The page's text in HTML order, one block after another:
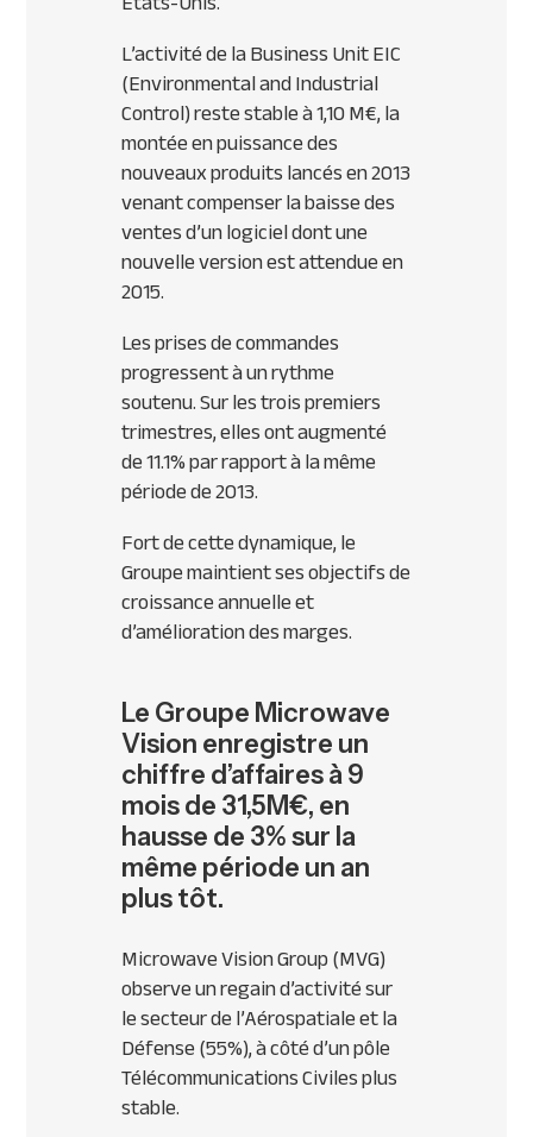
L’activité de la Business UnitEIC
(Environmental and Industrial
Control) reste stable à 1,10 M€, la
montée en puissance des
nouveaux produits lancés en 2013
venant compenser la baisse des
ventes d’un logiciel dont une
nouvelle version est attendue en
2015.
Les prises de commandes
progressent à un rythme
soutenu. Sur les trois premiers
trimestres, elles ont augmenté
de 11.1% par rapport à la même
période de 2013.
Fort de cette dynamique, le
Groupe maintient ses objectifs de
croissance annuelle et
d’amélioration des marges.
Le Groupe Microwave
Vision enregistre un
chiffre d’affaires à 9
mois de 31,5M€, en
hausse de 3% sur la
même période un an
plus tôt.
Microwave Vision Group (MVG)
observe un regain d’activité sur
le secteur de l’Aérospatiale et la
Défense (55%), à côté d’un pôle
Télécommunications Civiles plus
stable.